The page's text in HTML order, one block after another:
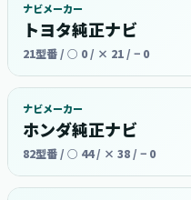
ナビメーカー
トヨタ純正ナビ
21型番 / ○ 0 / × 21 / − 0
ナビメーカー
ホンダ純正ナビ
82型番 / ○ 44 / × 38 / − 0